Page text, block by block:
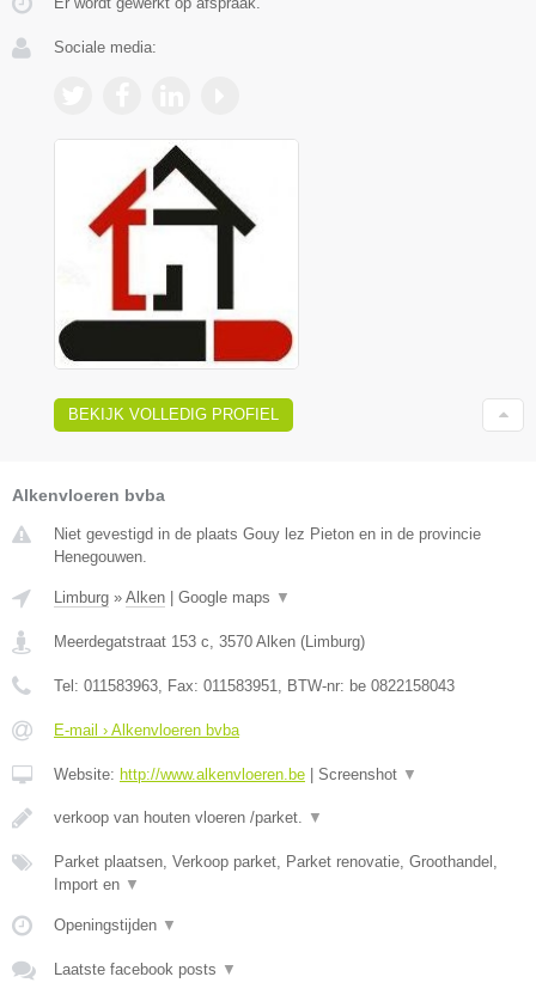
Sociale media:
BEKIJK VOLLEDIG PROFIEL
Alkenvloeren bvba
Niet gevestigd in de plaats Gouy lez Pieton en in de provincie
Henegouwen.
Limburg » Alken Google maps ▼
Meerdegatstraat 153 c, 3570 Alken (Limburg)
Tel: 011583963, Fax: 011583951, BTW-nr: be 0822158043
E-mail › Alkenvloeren bvba
Website: http://www.alkenvloeren.be Screenshot ▼
verkoop van houten vloeren /parket. ▼
Parket plaatsen, Verkoop parket, Parket renovatie, Groothandel,
Import en ▼
Openingstijden ▼
Laatste facebook posts ▼